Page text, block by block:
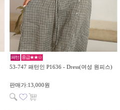
패턴 중급★★☆
53-747 패턴인 P1636 - Dress(여성 원피스)
판매가:13,000원